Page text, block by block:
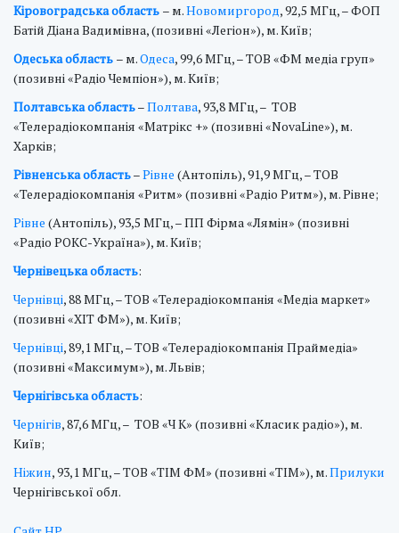
Кіровоградська область – м.Новомиргород, 92,5 МГц, – ФОП
Батій Діана Вадимівна, (позивні «Легіон»), м. Київ;
Одеська область – м.Одеса, 99,6 МГц, – ТОВ «ФМ медіа груп»
(позивні «Радіо Чемпіон»), м. Київ;
Полтавська область–Полтава, 93,8 МГц, – ТОВ
«Телерадіокомпанія «Матрікс +» (позивні «NovaLine»), м.
Харків;
Рівненська область–Рівне (Антопіль), 91,9 МГц, – ТОВ
«Телерадіокомпанія «Ритм» (позивні «Радіо Ритм»), м. Рівне;
Рівне (Антопіль), 93,5 МГц, – ПП Фірма «Лямін» (позивні
«Радіо РОКС-Україна»), м. Київ;
Чернівецька область:
Чернівці, 88 МГц, – ТОВ «Телерадіокомпанія «Медіа маркет»
(позивні «ХІТ ФМ»), м. Київ;
Чернівці, 89,1 МГц, – ТОВ «Телерадіокомпанія Праймедіа»
(позивні «Максимум»), м. Львів;
Чернігівська область:
Чернігів, 87,6 МГц, – ТОВ «Ч К» (позивні «Класик радіо»), м.
Київ;
Ніжин, 93,1 МГц, – ТОВ «ТІМ ФМ» (позивні «ТІМ»), м.Прилуки
Чернігівської обл.